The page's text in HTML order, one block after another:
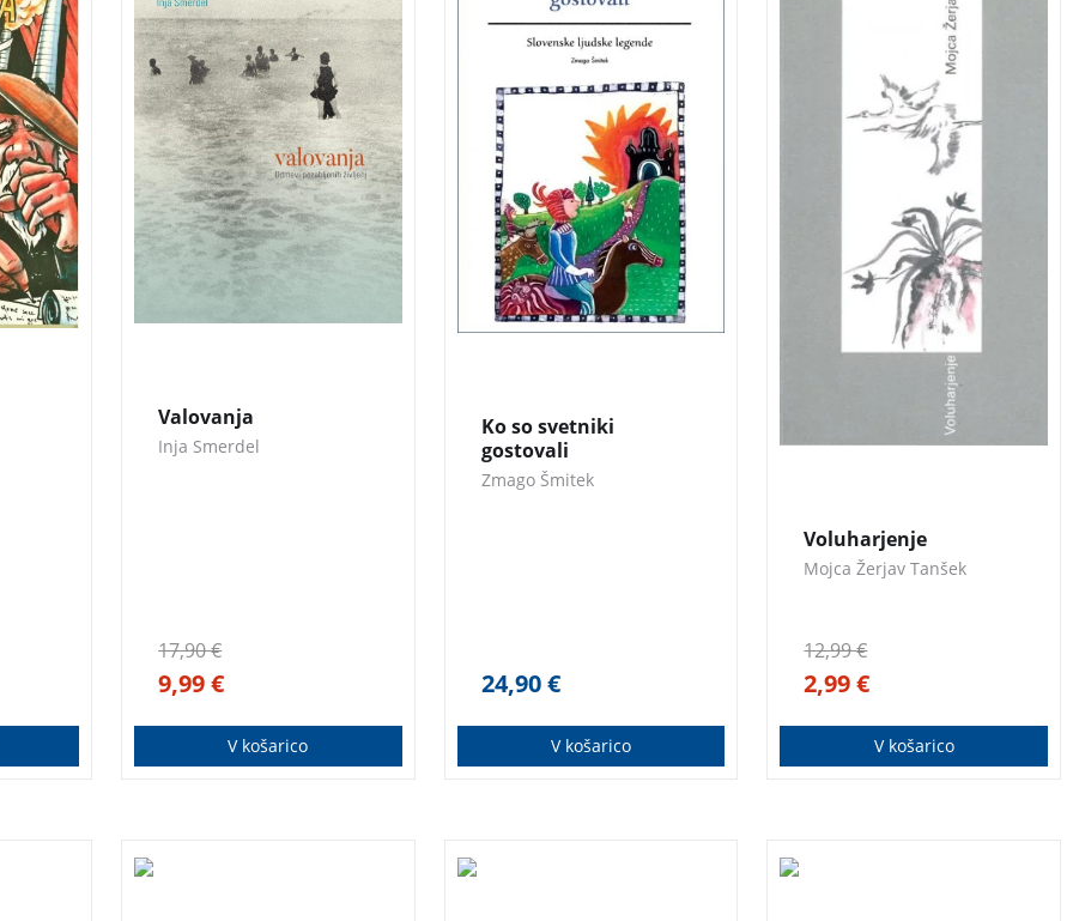
Valovanja
Inja Smerdel
17,90€
9,99€
V košarico
resnih, hudomušnih,
poučnih, a nikoli
dolgočasnih.
Ko so svetniki
gostovali
Zmago Šmitek
24,90€
V košarico
Voluharjenje
Mojca Žerjav Tanšek
12,99€
2,99€
V košarico